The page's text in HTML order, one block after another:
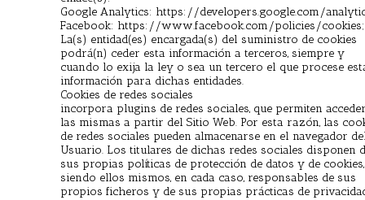
Google Analytics: https://developers.google.com/
Facebook: https://www.facebook.com/policies/cookies;
La(s) entidad(es) encargada(s) del suministro de cookies
podrá(n) ceder esta información a terceros, siempre y
cuando lo exija la ley o sea un tercero el que procese
información para dichas entidades.
Cookies de redes sociales
incorpora plugins de redes sociales, que permiten
las mismas a partir del Sitio Web. Por esta razón, las
de redes sociales pueden almacenarse en el navegador
Usuario. Los titulares de dichas redes sociales disponen
sus propias políticas de protección de datos y de cookies,
siendo ellos mismos, en cada caso, responsables de sus
propios ficheros y de sus propias prácticas de